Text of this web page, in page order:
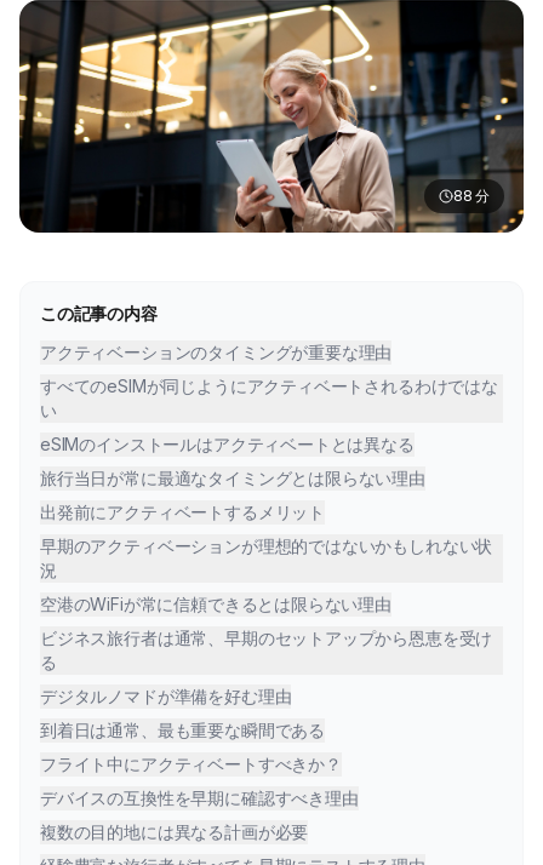
88 分
この記事の内容
アクティベーションのタイミングが重要な理由
すべてのeSIMが同じようにアクティベートされるわけではな
い
eSIMのインストールはアクティベートとは異なる
旅行当日が常に最適なタイミングとは限らない理由
出発前にアクティベートするメリット
早期のアクティベーションが理想的ではないかもしれない状
況
空港のWiFiが常に信頼できるとは限らない理由
ビジネス旅行者は通常、早期のセットアップから恩恵を受け
る
デジタルノマドが準備を好む理由
到着日は通常、最も重要な瞬間である
フライト中にアクティベートすべきか？
デバイスの互換性を早期に確認すべき理由
複数の目的地には異なる計画が必要